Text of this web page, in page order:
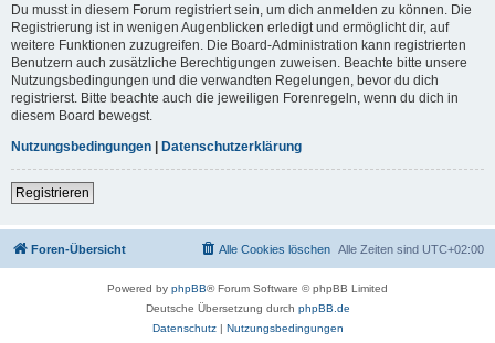
Du musst in diesem Forum registriert sein, um dich anmelden zu können. Die
Registrierung ist in wenigen Augenblicken erledigt und ermöglicht dir, auf
weitere Funktionen zuzugreifen. Die Board-Administration kann registrierten
Benutzern auch zusätzliche Berechtigungen zuweisen. Beachte bitte unsere
Nutzungsbedingungen und die verwandten Regelungen, bevor du dich
registrierst. Bitte beachte auch die jeweiligen Forenregeln, wenn du dich in
diesem Board bewegst.
Nutzungsbedingungen | Datenschutzerklärung
Registrieren
Foren-Übersicht Alle Zeiten sind UTC+02:00
Alle Cookies löschen
Powered by phpBB® Forum Software © phpBB Limited
Deutsche Übersetzung durch phpBB.de
Datenschutz| Nutzungsbedingungen